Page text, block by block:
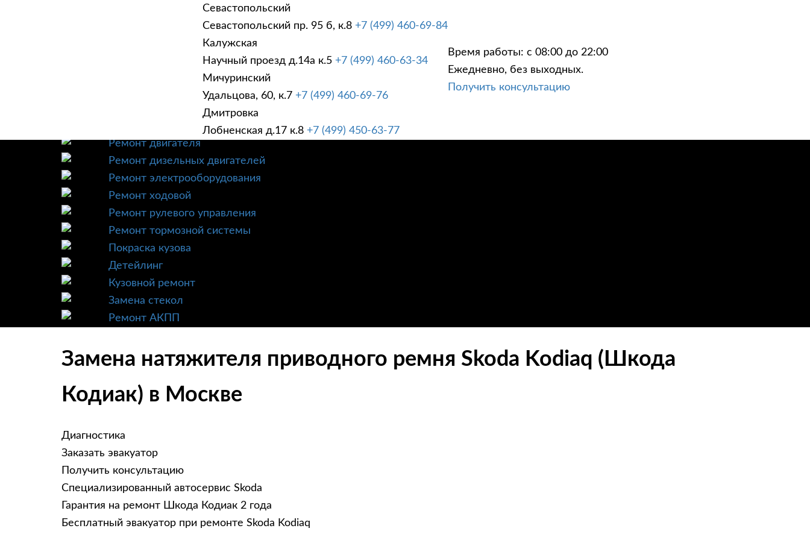
Севастопольский
Севастопольский пр. 95 б, к.8 +7 (499) 460-69-84
Калужская
Научный проезд д.14а к.5 +7 (499) 460-63-34
Мичуринский
Удальцова, 60, к.7 +7 (499) 460-69-76
Дмитровка
Лобненская д.17 к.8 +7 (499) 450-63-77
Время работы: с 08:00 до 22:00
Ежедневно, без выходных.
Получить консультацию
УСЛУГИ АКЦИИ
Техническое обслуживание
Ремонт трансмиссии
Ремонт двигателя
Ремонт дизельных двигателей
Ремонт электрооборудования
Ремонт ходовой
Ремонт рулевого управления
Ремонт тормозной системы
Покраска кузова
Детейлинг
Кузовной ремонт
Замена стекол
Ремонт АКПП
Замена натяжителя приводного ремня Skoda Kodiaq (Шкода
Кодиак) в Москве
Диагностика
Заказать эвакуатор
Получить консультацию
Специализированный автосервис Skoda
Гарантия на ремонт Шкода Кодиак 2 года
Бесплатный эвакуатор при ремонте Skoda Kodiaq